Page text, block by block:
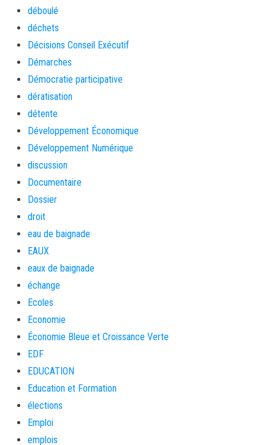
déboulé
déchets
Décisions Conseil Exécutif
Démarches
Démocratie participative
dératisation
détente
Développement Économique
Développement Numérique
discussion
Documentaire
Dossier
droit
eau de baignade
EAUX
eaux de baignade
échange
Ecoles
Economie
Économie Bleue et Croissance Verte
EDF
EDUCATION
Education et Formation
élections
Emploi
emplois